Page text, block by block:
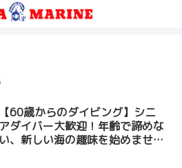
【60歳からのダイビング】シニ
アダイバー大歓迎！年齢で諦めな
い、新しい海の趣味を始めません